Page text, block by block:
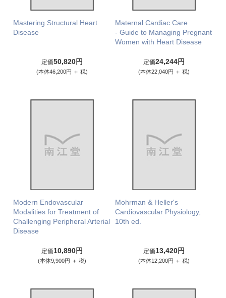
Mastering Structural Heart
Disease
定価50,820円
(本体46,200円 ＋ 税)
Maternal Cardiac Care
- Guide to Managing Pregnant
Women with Heart Disease
定価24,244円
(本体22,040円 ＋ 税)
Modern Endovascular
Modalities for Treatment of
Challenging Peripheral Arterial
Disease
定価10,890円
(本体9,900円 ＋ 税)
Mohrman & Heller's
Cardiovascular Physiology,
10th ed.
定価13,420円
(本体12,200円 ＋ 税)